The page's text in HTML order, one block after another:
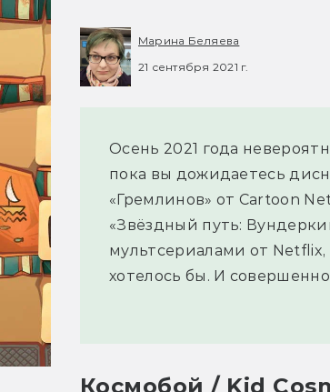
Марина Беляева
21 сентября 2021 г.
Осень 2021 года
пока вы дожидаетесь
«Гремлинов» от Cartoon
«Звёздный путь:
мультсериалами от
хотелось бы. И совершенно
Космобой / Kid